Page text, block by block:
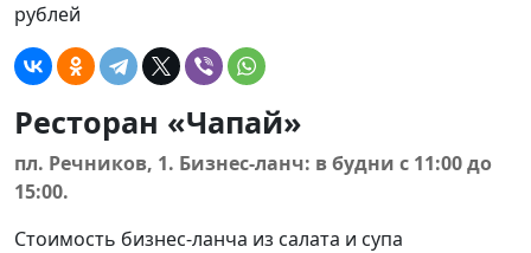
рублей
Ресторан «Чапай»
пл. Речников, 1. Бизнес-ланч: в будни с 11:00 до
15:00.
Стоимость бизнес-ланча из салата и супа